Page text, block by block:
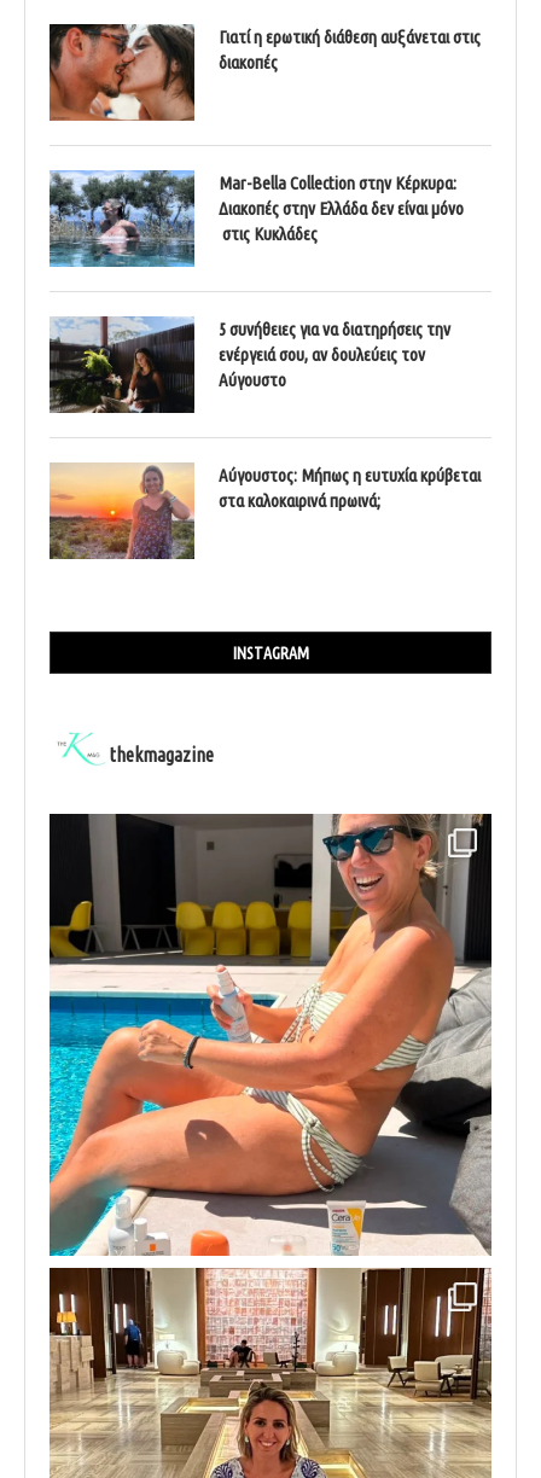
Γιατί η ερωτική διάθεση αυξάνεται στις
διακοπές
Mar-Bella Collection στην Κέρκυρα:
Διακοπές στην Ελλάδα δεν είναι μόνο
στις Κυκλάδες
5 συνήθειες για να διατηρήσεις την
ενέργειά σου, αν δουλεύεις τον
Αύγουστο
Αύγουστος: Μήπως η ευτυχία κρύβεται
στα καλοκαιρινά πρωινά;
INSTAGRAM
thekmagazine